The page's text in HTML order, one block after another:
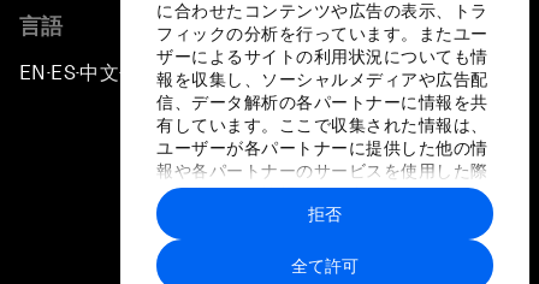
に合わせたコンテンツや広告の表示、トラ
フィックの分析を行っています。またユー
ザーによるサイトの利用状況についても情
報を収集し、ソーシャルメディアや広告配
信、データ解析の各パートナーに情報を共
有しています。ここで収集された情報は、
ユーザーが各パートナーに提供した他の情
報や各パートナーのサービスを使用した際
に収集された情報と組み合わされ、各パー
トナーによって使用されることがありま
す。
全て許可
拒否
言語
EN ▪ ES▪中文▪ 日本語
プライバシーポリシーと利用規約